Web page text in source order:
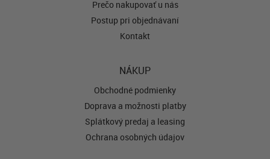
Prečo nakupovať u nás
Postup pri objednávaní
Kontakt
NÁKUP
Obchodné podmienky
Doprava a možnosti platby
Splátkový predaj a leasing
Ochrana osobných údajov